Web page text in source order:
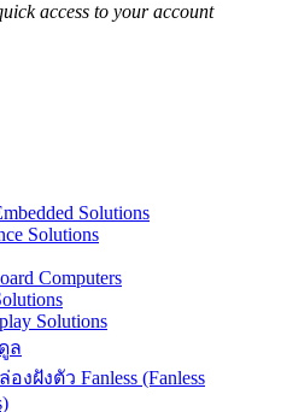
access to your account
Solutions
Solutions
Computers
Solutions
ล
ฝังตัว Fanless (Fanless